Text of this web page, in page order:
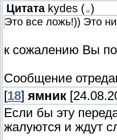
Цитата kydes ( )
Это все ложь!)) Это
к сожалению Вы
Сообщение
[18] ямник
Если бы эту
жалуются и ждут